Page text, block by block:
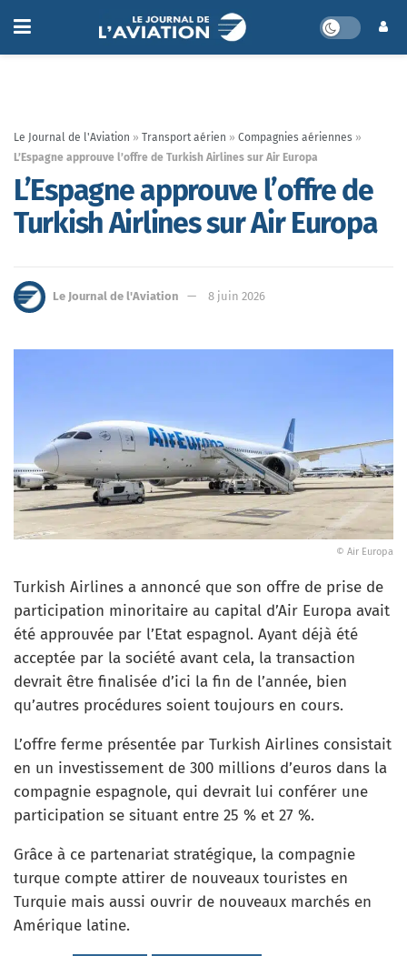
Le Journal de l'Aviation » Transport aérien » Compagnies aériennes »
L’Espagne approuve l’offre de Turkish Airlines sur Air Europa
L’Espagne approuve l’offre de
Turkish Airlines sur Air Europa
Le Journal de l'Aviation 8 juin 2026
© Air Europa
Turkish Airlines a annoncé que son offre de prise de
participation minoritaire au capital d’Air Europa avait
été approuvée par l’Etat espagnol. Ayant déjà été
acceptée par la société avant cela, la transaction
devrait être finalisée d’ici la fin de l’année, bien
qu’autres procédures soient toujours en cours.
L’offre ferme présentée par Turkish Airlines consistait
en un investissement de 300 millions d’euros dans la
compagnie espagnole, qui devrait lui conférer une
participation se situant entre 25 % et 27 %.
Grâce à ce partenariat stratégique, la compagnie
turque compte attirer de nouveaux touristes en
Turquie mais aussi ouvrir de nouveaux marchés en
Amérique latine.